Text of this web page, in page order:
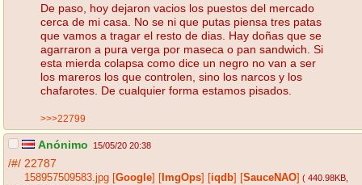
De paso, hoy dejaron vacios los puestos del mercado
cerca de mi casa. No se ni que putas piensa tres patas
que vamos a tragar el resto de dias. Hay doñas que se
agarraron a pura verga por maseca o pan sandwich. Si
esta mierda colapsa como dice un negro no van a ser
los mareros los que controlen, sino los narcos y los
chafarotes. De cualquier forma estamos pisados.
>>>22799
Anónimo 15/05/20 20:38
/#/ 22787
158957509583.jpg Google ImgOps iqdb SauceNAO ( 440.98KB